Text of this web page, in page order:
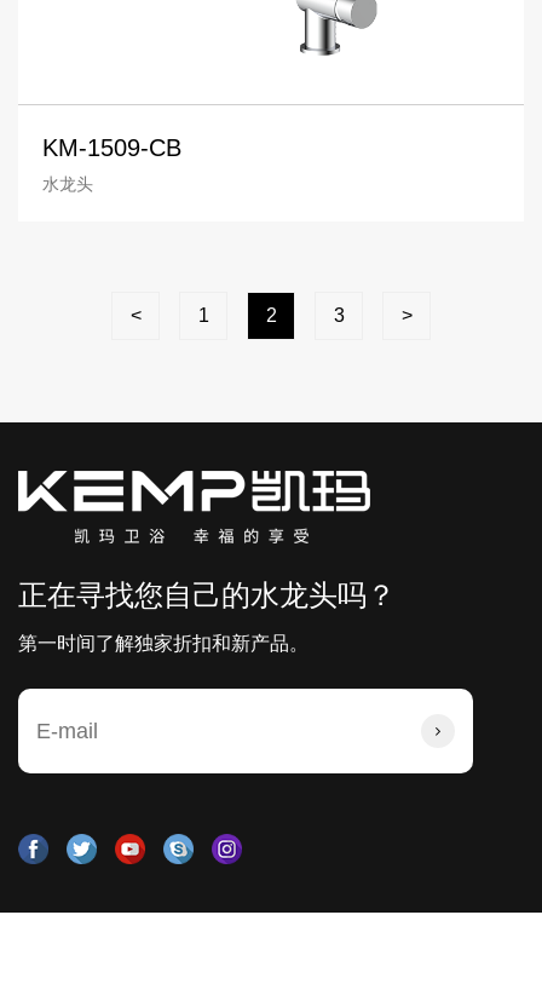
KM-1509-CB
水龙头
< 1 2 3 >
正在寻找您自己的水龙头吗？
第一时间了解独家折扣和新产品。